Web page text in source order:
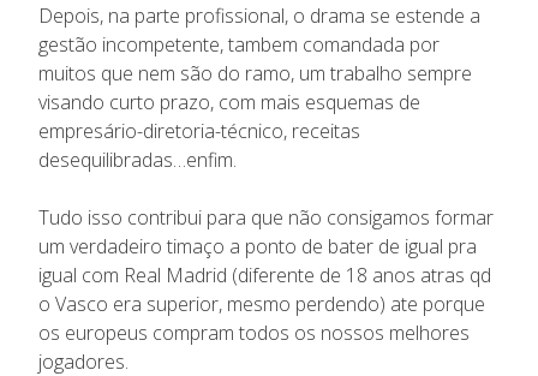
Depois, na parte profissional, o drama se estende a
gestão incompetente, tambem comandada por
muitos que nem são do ramo, um trabalho sempre
visando curto prazo, com mais esquemas de
empresário-diretoria-técnico, receitas
desequilibradas…enfim.
Tudo isso contribui para que não consigamos formar
um verdadeiro timaço a ponto de bater de igual pra
igual com Real Madrid (diferente de 18 anos atras qd
o Vasco era superior, mesmo perdendo) ate porque
os europeus compram todos os nossos melhores
jogadores.